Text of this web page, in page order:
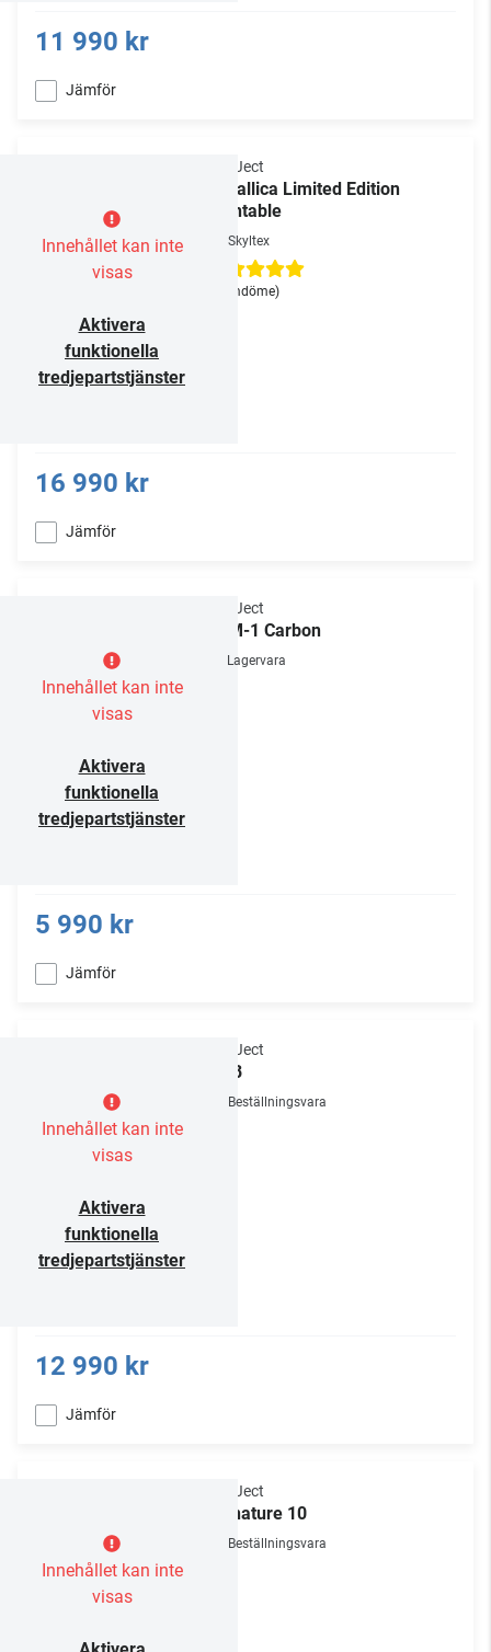
11 990 kr
Jämför
Innehållet kan inte
visas
Aktivera
funktionella
tredjepartstjänster
Pro-Ject
Metallica Limited Edition
Turntable
Skyltex
(1 omdöme)
16 990 kr
Jämför
Innehållet kan inte
visas
Aktivera
funktionella
tredjepartstjänster
Pro-Ject
RPM-1 Carbon
Lagervara
5 990 kr
Jämför
Innehållet kan inte
visas
Aktivera
funktionella
tredjepartstjänster
Pro-Ject
X1 B
Beställningsvara
12 990 kr
Jämför
Innehållet kan inte
visas
Pro-Ject
Signature 10
Beställningsvara